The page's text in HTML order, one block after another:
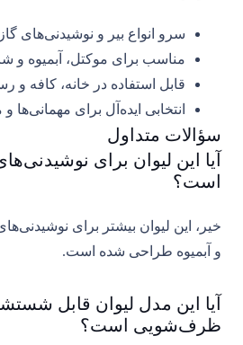
سرو انواع بیر و نوشیدنی‌های
مناسب برای موکتل، آبمیوه و
قابل استفاده در خانه، کافه و
انتخابی ایده‌آل برای مهمانی‌ها
سؤالات متداول
آیا این لیوان برای
است؟
خیر، این لیوان بیشتر برای
و آبمیوه طراحی شده است.
آیا این مدل لیوان قابل
ظرف‌شویی است؟